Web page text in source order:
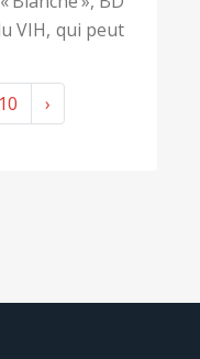
VIH, qui peut
›